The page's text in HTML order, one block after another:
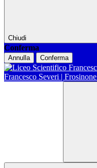
Chiudi
Conferma
Annulla Conferma
Francesco Severi | Frosinone